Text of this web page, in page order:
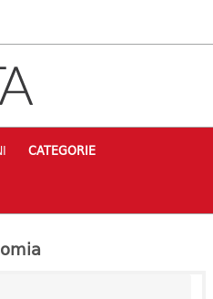
CATEGORIE